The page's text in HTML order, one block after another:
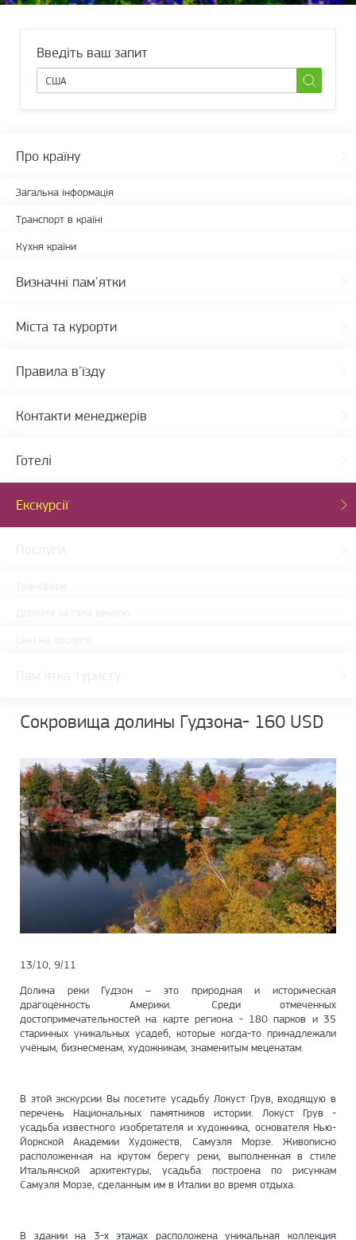
Введіть ваш запит
Про країну
Загальна інформація
Транспорт в країні
Кухня країни
Визначні пам'ятки
Міста та курорти
Правила в'їзду
Контакти менеджерів
Готелі
Екскурсії
Сокровища долины Гудзона- 160 USD
13/10, 9/11
Долина реки Гудзон – это природная и историческая
драгоценность Америки. Среди отмеченных
достопримечательностей на карте региона - 180 парков и 35
старинных уникальных усадеб, которые когда-то принадлежали
учёным, бизнесменам, художникам, знаменитым меценатам.
В этой экскурсии Вы посетите усадьбу Локуст Грув, входящую в
перечень Национальных памятников истории. Локуст Грув -
усадьба известного изобретателя и художника, основателя Нью-
Йоркской Академии Художеств, Самуэля Морзе. Живописно
расположенная на крутом берегу реки, выполненная в стиле
Итальянской архитектуры, усадьба построена по рисункам
Самуэля Морзе, сделанным им в Италии во время отдыха.
В здании на 3-х этажах расположена уникальная коллекция